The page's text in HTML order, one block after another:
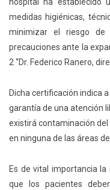
medidas higiénicas,
minimizar el riesgo
precauciones ante la
2 “Dr. Federico Ranero,
Dicha certificación indica
garantía de una atención
existirá contaminación
en ninguna de las áreas
Es de vital importancia
que los pacientes